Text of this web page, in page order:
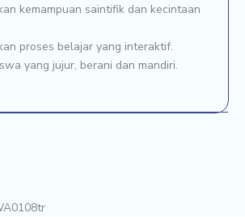
kemampuan saintifik dan kecintaan
proses belajar yang interaktif.
yang jujur, berani dan mandiri.